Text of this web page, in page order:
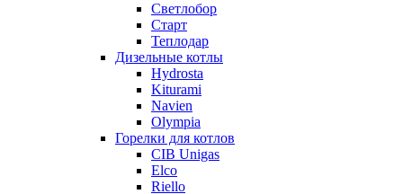
Светлобор
Старт
Теплодар
Дизельные котлы
Hydrosta
Kiturami
Navien
Olympia
Горелки для котлов
CIB Unigas
Elco
Riello